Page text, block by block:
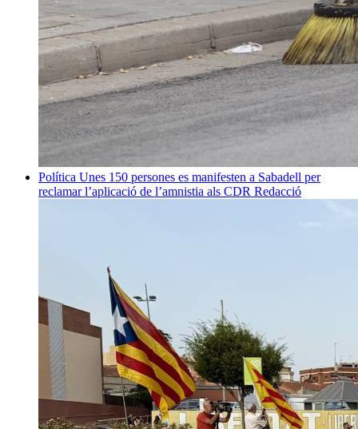
Política Unes 150 persones es manifesten a Sabadell per
reclamar l’aplicació de l’amnistia als CDR Redacció